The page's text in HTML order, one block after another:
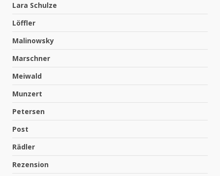
Lara Schulze
Löffler
Malinowsky
Marschner
Meiwald
Munzert
Petersen
Post
Rädler
Rezension